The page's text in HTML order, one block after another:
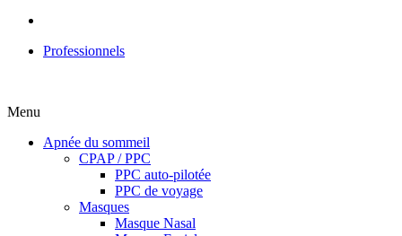
Professionnels
Menu
Apnée du sommeil
CPAP / PPC
PPC auto-pilotée
PPC de voyage
Masques
Masque Nasal